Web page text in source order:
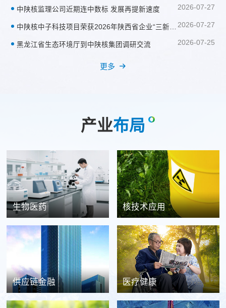
中陕核监理公司近期连中数标 发展再提新速度 2026-07-27
中陕核中子科技项目荣获2026年陕西省企业“三新三小”创新竞赛一等奖 2026-07-27
黑龙江省生态环境厅到中陕核集团调研交流 2026-07-25
更多
产业布局
生物医药 核技术应用
供应链金融 医疗健康